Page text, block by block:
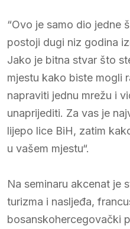
“Ovo je samo dio jedne
postoji dugi niz godina
Jako je bitna stvar što
mjestu kako biste mogli
napraviti jednu mrežu i
unaprijediti. Za vas je
lijepo lice BiH, zatim
u vašem mjestu“.
Na seminaru akcenat je
turizma i nasljeđa,
bosanskohercegovački